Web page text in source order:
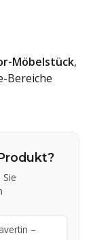
Möbelstück,
Bereiche
–